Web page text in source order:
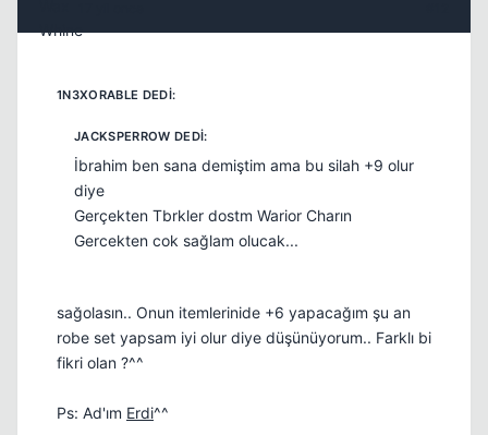
İbrahim ben sana demiştim ama bu silah +9 olur
diye
Gerçekten Tbrkler dostm Warior Charın
Gercekten cok sağlam olucak...
sağolasın.. Onun itemlerinide +6 yapacağım şu an
robe set yapsam iyi olur diye düşünüyorum.. Farklı bi
fikri olan ?^^
Ps: Ad'ım Erdi^^